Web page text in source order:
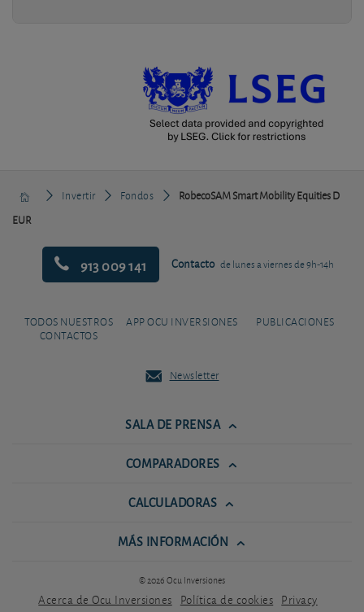
Invertir Fondos
RobecoSAM Smart Mobility Equities D
EUR
913 009 141 Contacto de lunes a viernes de 9h-14h
TODOS NUESTROS
CONTACTOS
APP OCU INVERSIONES PUBLICACIONES
Newsletter
SALA DE PRENSA
COMPARADORES
CALCULADORAS
MÁS INFORMACIÓN
© 2026 Ocu Inversiones
Acerca de Ocu Inversiones Política de cookies Privacy